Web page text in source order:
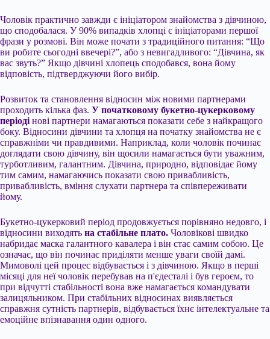
Чоловік практично завжди є ініціатором знайомства з дівчиною,
що сподобалася. У 90% випадків хлопці є ініціаторами першої
фрази у розмові. Він може почати з традиційного питання: “Що
ви робите сьогодні ввечері?”, або з невигадливого: “Дівчина, як
вас звуть?” Якщо дівчині хлопець сподобався, вона йому
відповість, підтверджуючи його вибір.
Розвиток та становлення відносин між новими партнерами
проходить кілька фаз. У початковому букетно-цукерковому
періоді нові партнери намагаються показати себе з найкращого
боку. Відносини дівчини та хлопця на початку знайомства не є
справжніми чи правдивими. Наприклад, коли чоловік починає
доглядати свою дівчину, він щосили намагається бути уважним,
турботливим, галантним. Дівчина, природно, відповідає йому
тим самим, намагаючись показати свою привабливість,
привабливість, вміння слухати партнера та співпереживати
йому.
Букетно-цукерковий період продовжується порівняно недовго, і
відносини виходять на стабільне плато. Чоловікові швидко
набридає маска галантного кавалера і він стає самим собою. Це
означає, що він починає приділяти менше уваги своїй дамі.
Мимоволі цей процес відбувається і з дівчиною. Якщо в перші
місяці для неї чоловік перебував на п'єдесталі і був героєм, то
при відчутті стабільності вона вже намагається командувати
залицяльником. При стабільних відносинах виявляється
справжня сутність партнерів, відбувається їхнє інтелектуальне та
емоційне впізнавання один одного.